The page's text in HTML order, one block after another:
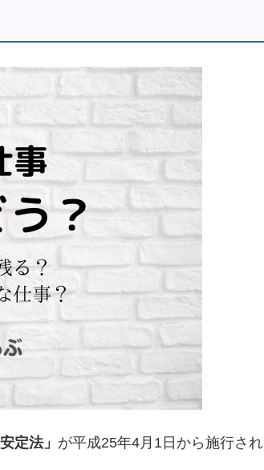
定法」 が平成25年4月1日から施行され